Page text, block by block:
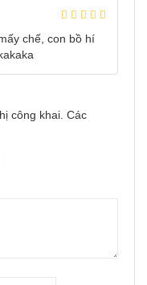
chế, con bồ hí
công khai. Các